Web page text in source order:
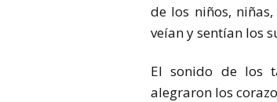
de los niños,
veían y sentían los
El sonido de los
alegraron los